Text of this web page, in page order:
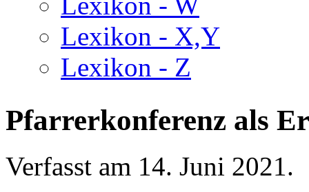
Lexikon - X,Y
Lexikon - Z
Pfarrerkonferenz als
Verfasst am 14. Juni 2021.